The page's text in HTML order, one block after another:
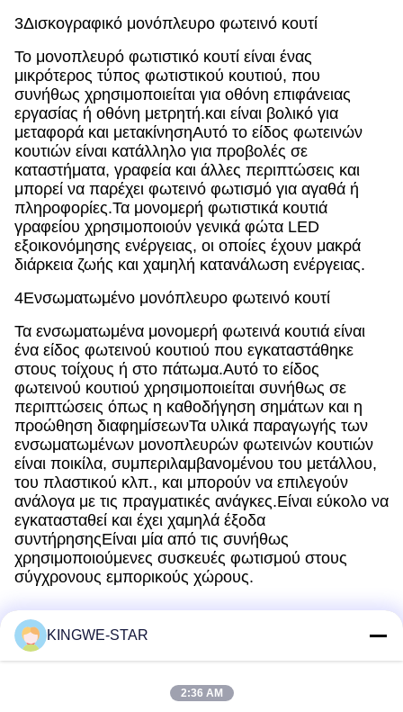
3Δισκογραφικό μονόπλευρο φωτεινό κουτί
Το μονοπλευρό φωτιστικό κουτί είναι ένας
μικρότερος τύπος φωτιστικού κουτιού, που
συνήθως χρησιμοποιείται για οθόνη επιφάνειας
εργασίας ή οθόνη μετρητή.και είναι βολικό για
μεταφορά και μετακίνησηΑυτό το είδος φωτεινών
κουτιών είναι κατάλληλο για προβολές σε
καταστήματα, γραφεία και άλλες περιπτώσεις και
μπορεί να παρέχει φωτεινό φωτισμό για αγαθά ή
πληροφορίες.Τα μονομερή φωτιστικά κουτιά
γραφείου χρησιμοποιούν γενικά φώτα LED
εξοικονόμησης ενέργειας, οι οποίες έχουν μακρά
διάρκεια ζωής και χαμηλή κατανάλωση ενέργειας.
4Ενσωματωμένο μονόπλευρο φωτεινό κουτί
Τα ενσωματωμένα μονομερή φωτεινά κουτιά είναι
ένα είδος φωτεινού κουτιού που εγκαταστάθηκε
στους τοίχους ή στο πάτωμα.Αυτό το είδος
φωτεινού κουτιού χρησιμοποιείται συνήθως σε
περιπτώσεις όπως η καθοδήγηση σημάτων και η
προώθηση διαφημίσεωνΤα υλικά παραγωγής των
ενσωματωμένων μονοπλευρών φωτεινών κουτιών
είναι ποικίλα, συμπεριλαμβανομένου του μετάλλου,
του πλαστικού κλπ., και μπορούν να επιλεγούν
ανάλογα με τις πραγματικές ανάγκες.Είναι εύκολο να
εγκατασταθεί και έχει χαμηλά έξοδα
συντήρησηςΕίναι μία από τις συνήθως
χρησιμοποιούμενες συσκευές φωτισμού στους
σύγχρονους εμπορικούς χώρους.
KINGWE-STAR
2:36 AM